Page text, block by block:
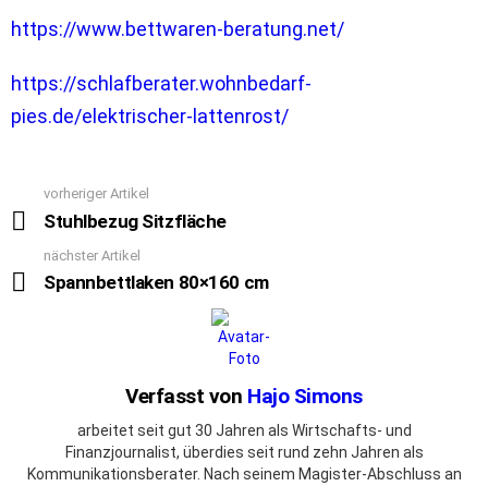
https://www.bettwaren-beratung.net/
https://schlafberater.wohnbedarf-
pies.de/elektrischer-lattenrost/
more
vorheriger Artikel
Stuhlbezug Sitzfläche
nächster Artikel
Spannbettlaken 80×160 cm
Verfasst von Hajo Simons
arbeitet seit gut 30 Jahren als Wirtschafts- und
Finanzjournalist, überdies seit rund zehn Jahren als
Kommunikationsberater. Nach seinem Magister-Abschluss an